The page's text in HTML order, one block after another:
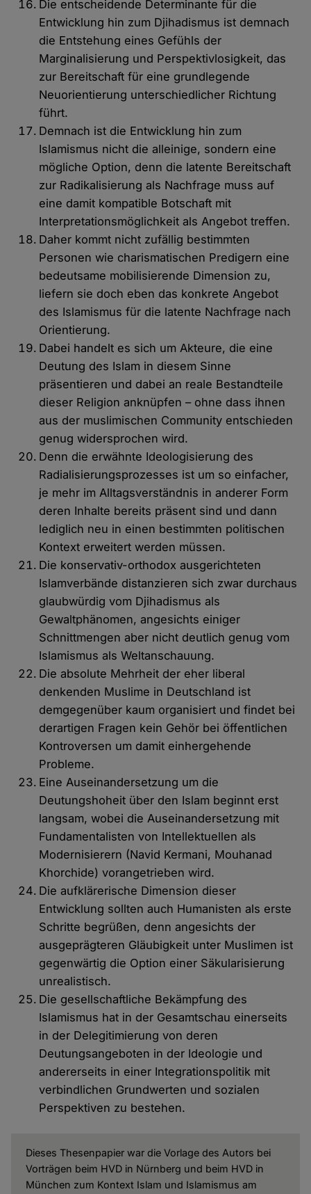
Die entscheidende Determinante für die
Entwicklung hin zum Djihadismus ist demnach
die Entstehung eines Gefühls der
Marginalisierung und Perspektivlosigkeit, das
zur Bereitschaft für eine grundlegende
Neuorientierung unterschiedlicher Richtung
führt.
Demnach ist die Entwicklung hin zum
Islamismus nicht die alleinige, sondern eine
mögliche Option, denn die latente Bereitschaft
zur Radikalisierung als Nachfrage muss auf
eine damit kompatible Botschaft mit
Interpretationsmöglichkeit als Angebot treffen.
Daher kommt nicht zufällig bestimmten
Personen wie charismatischen Predigern eine
bedeutsame mobilisierende Dimension zu,
liefern sie doch eben das konkrete Angebot
des Islamismus für die latente Nachfrage nach
Orientierung.
Dabei handelt es sich um Akteure, die eine
Deutung des Islam in diesem Sinne
präsentieren und dabei an reale Bestandteile
dieser Religion anknüpfen – ohne dass ihnen
aus der muslimischen Community entschieden
genug widersprochen wird.
Denn die erwähnte Ideologisierung des
Radialisierungsprozesses ist um so einfacher,
je mehr im Alltagsverständnis in anderer Form
deren Inhalte bereits präsent sind und dann
lediglich neu in einen bestimmten politischen
Kontext erweitert werden müssen.
Die konservativ-orthodox ausgerichteten
Islamverbände distanzieren sich zwar durchaus
glaubwürdig vom Djihadismus als
Gewaltphänomen, angesichts einiger
Schnittmengen aber nicht deutlich genug vom
Islamismus als Weltanschauung.
Die absolute Mehrheit der eher liberal
denkenden Muslime in Deutschland ist
demgegenüber kaum organisiert und findet bei
derartigen Fragen kein Gehör bei öffentlichen
Kontroversen um damit einhergehende
Probleme.
Eine Auseinandersetzung um die
Deutungshoheit über den Islam beginnt erst
langsam, wobei die Auseinandersetzung mit
Fundamentalisten von Intellektuellen als
Modernisierern (Navid Kermani, Mouhanad
Khorchide) vorangetrieben wird.
Die aufklärerische Dimension dieser
Entwicklung sollten auch Humanisten als erste
Schritte begrüßen, denn angesichts der
ausgeprägteren Gläubigkeit unter Muslimen ist
gegenwärtig die Option einer Säkularisierung
unrealistisch.
Die gesellschaftliche Bekämpfung des
Islamismus hat in der Gesamtschau einerseits
in der Delegitimierung von deren
Deutungsangeboten in der Ideologie und
andererseits in einer Integrationspolitik mit
verbindlichen Grundwerten und sozialen
Perspektiven zu bestehen.
Dieses Thesenpapier war die Vorlage des Autors bei
Vorträgen beim HVD in Nürnberg und beim HVD in
München zum Kontext Islam und Islamismus am